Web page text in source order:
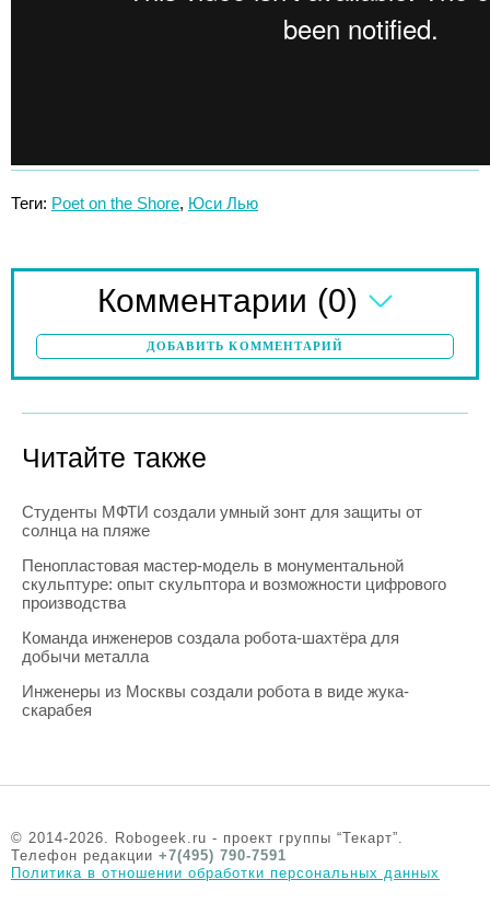
Теги: Poet on the Shore, Юси Лью
Комментарии (0)
ДОБАВИТЬ КОММЕНТАРИЙ
Читайте также
Студенты МФТИ создали умный зонт для защиты от
солнца на пляже
Пенопластовая мастер-модель в монументальной
скульптуре: опыт скульптора и возможности цифрового
производства
Команда инженеров создала робота-шахтёра для
добычи металла
Инженеры из Москвы создали робота в виде жука-
скарабея
© 2014-2026. Robogeek.ru - проект группы “Текарт”.
Телефон редакции +7(495) 790-7591
Политика в отношении обработки персональных данных